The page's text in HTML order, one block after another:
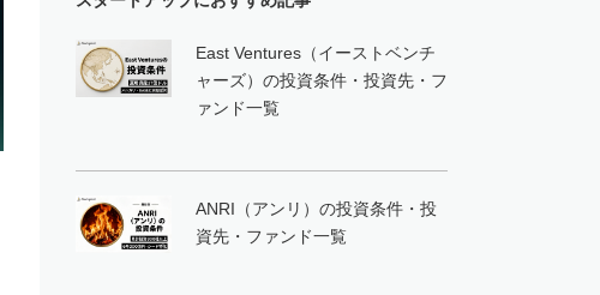
East Ventures（イーストベンチ
ャーズ）の投資条件・投資先・フ
ァンド一覧
ANRI（アンリ）の投資条件・投
資先・ファンド一覧